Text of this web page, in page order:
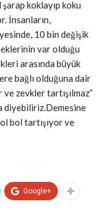
koklayıp koku
İnsanların,
10 bin değişik
var olduğu
arasında büyük
bağlı olduğuna dair
ve zevkler tartışılmaz”
diyebiliriz.Demesine
bol tartışıyor ve
Google+